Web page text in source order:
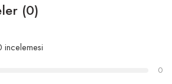
5.5 mm. (± %5)
(0)
incelemesi
0